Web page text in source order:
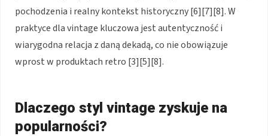
pochodzenia i realny kontekst historyczny [6][7][8]. W
praktyce dla vintage kluczowa jest autentyczność i
wiarygodna relacja z daną dekadą, co nie obowiązuje
wprost w produktach retro [3][5][8].
Dlaczego styl vintage zyskuje na
popularności?